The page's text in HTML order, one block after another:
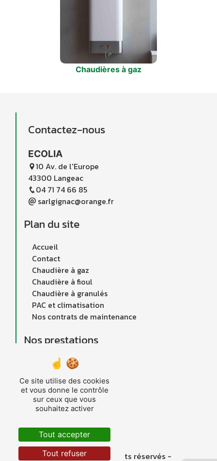
Chaudières à gaz
Contactez-nous
ECOLIA
10 Av. de l'Europe
43300 Langeac
04 71 74 66 85
sarlgignac@orange.fr
Plan du site
Accueil
Contact
Chaudière à gaz
Chaudière à fioul
Chaudière à granulés
PAC et climatisation
Nos contrats de maintenance
Nos prestations
PAC et Climatisation
Chaudières au fioul
Dépannage chauffage
Chaudières à granulés
© Vistalid- 2026 - Tous droits réservés -
Ce site utilise des cookies
et vous donne le contrôle
sur ceux que vous
souhaitez activer
Tout accepter
Tout refuser